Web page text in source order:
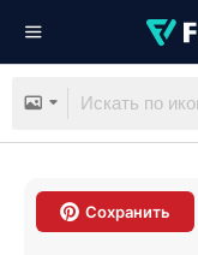
Сохранить